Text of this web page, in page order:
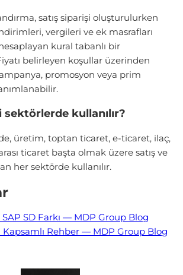
satış siparişi oluşturulurken
vergileri ve ek masrafları
kural tabanlı bir
belirleyen koşullar üzerinden
promosyon veya prim
sektörlerde kullanılır?
üretim, toptan ticaret, e-ticaret, ilaç,
ticaret başta olmak üzere satış ve
her sektörde kullanılır.
SAP SD Farkı — MDP Group Blog
Kapsamlı Rehber — MDP Group Blog